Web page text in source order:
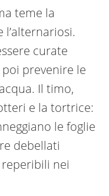
teme la
curate
prevenire le
Il timo,
e la tortrice:
le foglie
debellati
nei